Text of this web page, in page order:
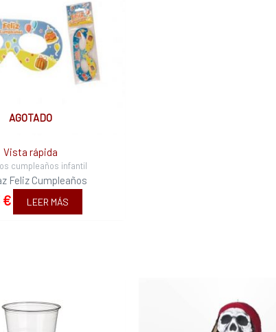
AGOTADO
Vista rápida
cumpleaños infantil
Feliz Cumpleaños
€ LEER MÁS